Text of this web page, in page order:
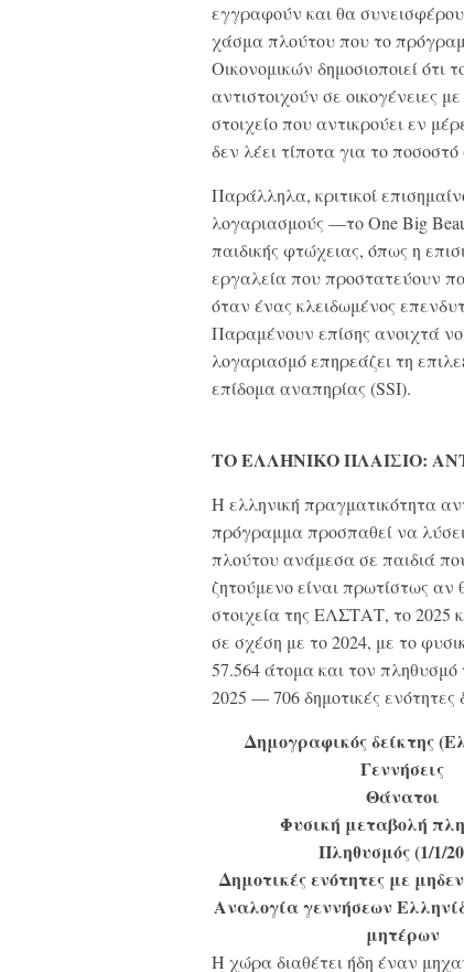
εγγραφούν και θα
χάσμα πλούτου που το
Οικονομικών δημοσιοποιεί
αντιστοιχούν σε οικογένειες
στοιχείο που αντικρούει εν
δεν λέει τίποτα για το
Παράλληλα, κριτικοί
λογαριασμούς —το One Big
παιδικής φτώχειας, όπως η
εργαλεία που προστατεύουν
όταν ένας κλειδωμένος
Παραμένουν επίσης ανοιχτά
λογαριασμό επηρεάζει τη
επίδομα αναπηρίας (SSI).
ΤΟ ΕΛΛΗΝΙΚΟ ΠΛΑΙΣΙΟ:
Η ελληνική πραγματικότητα
πρόγραμμα προσπαθεί να
πλούτου ανάμεσα σε παιδιά
ζητούμενο είναι πρωτίστως
στοιχεία της ΕΛΣΤΑΤ, το 2025
σε σχέση με το 2024, με το
57.564 άτομα και τον
2025 — 706 δημοτικές
Δημογραφικός δείκτης
Γεννήσεις
Θάνατοι
Φυσική μεταβολή
Πληθυσμός (1/1/
Δημοτικές ενότητες με
Αναλογία γεννήσεων
μητέρων
Η χώρα διαθέτει ήδη έναν